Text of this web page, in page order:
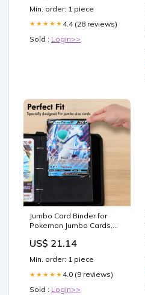
Min. order: 1 piece
★★★★★ 4.4 (28 reviews)
Sold : Login>>
Jumbo Card Binder for
Pokemon Jumbo Cards,
Pockets Card Binder with 3
Rings - Holds 80 Cards
with 40 Removable
Sleeves
US$ 21.14
Min. order: 1 piece
★★★★★ 4.0 (9 reviews)
Sold : Login>>